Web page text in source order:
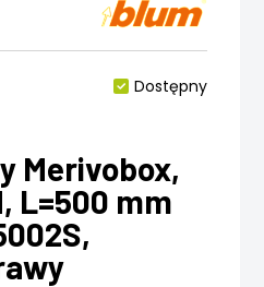
Dostępny
Merivobox,
L=500 mm